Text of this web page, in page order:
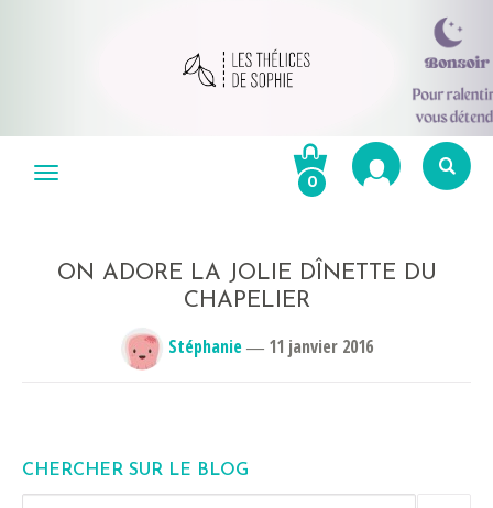
Menu 0
ON ADORE LA JOLIE DÎNETTE DU
CHAPELIER
Stéphanie― 11 janvier 2016
CHERCHER SUR LE BLOG